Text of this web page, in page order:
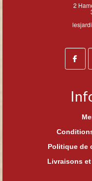
2
Politique de
Livraisons